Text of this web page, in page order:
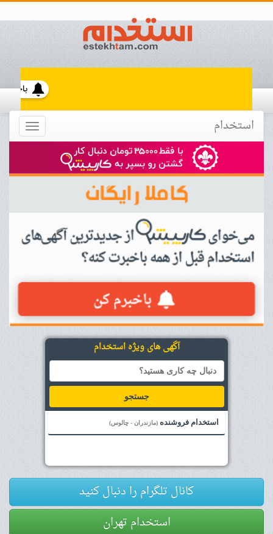
Toggle استخدام
آگهی های ویژه استخدام
جستجو
استخدام فروشنده (مازندران - چالوس)
کانال تلگرام را دنبال کنید
استخدام تهران